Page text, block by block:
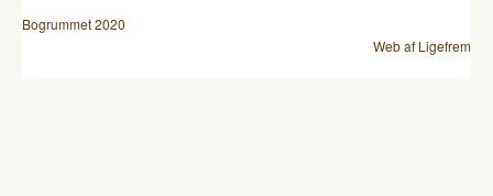
Bogrummet 2020
Web af Ligefrem